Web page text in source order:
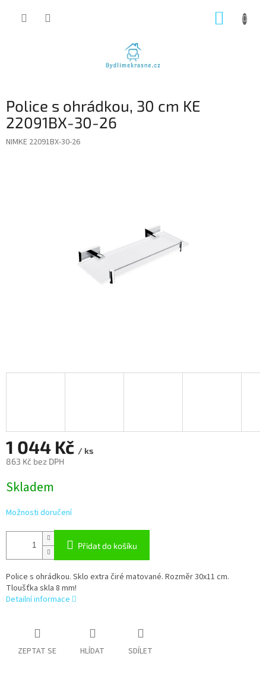
Police s ohrádkou, 30 cm KE
22091BX-30-26
NIMKE 22091BX-30-26
1 044 Kč / ks
863 Kč bez DPH
cena:
Skladem
Možnosti doručení
Přidat do košíku
Police s ohrádkou. Sklo extra čiré matované. Rozměr 30x11 cm.
Tloušťka skla 8 mm!
Detailní informace
ZEPTAT SE HLÍDAT SDÍLET